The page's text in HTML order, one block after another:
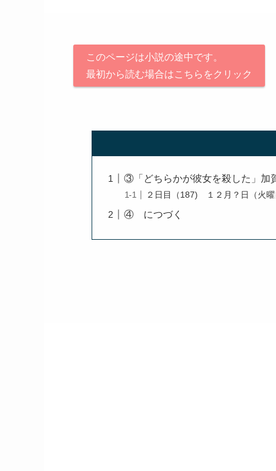
このページは小説の途中です。
最初から読む場合はこちらをクリック
③「どちらかが彼女を殺した」加
２日目（187) １２月？日（火曜
④ につづく